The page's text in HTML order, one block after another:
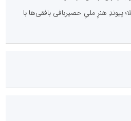
پیوندِ هنرِ ملیِ حصیربافی بافقی‌ها با